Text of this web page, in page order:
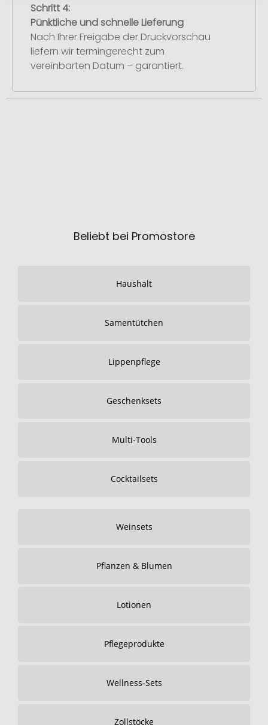
Schritt 4:
Pünktliche und schnelle Lieferung
Nach Ihrer Freigabe der Druckvorschau
liefern wir termingerecht zum
vereinbarten Datum – garantiert.
Beliebt bei Promostore
Haushalt
Samentütchen
Lippenpflege
Geschenksets
Multi-Tools
Cocktailsets
Weinsets
Pflanzen & Blumen
Lotionen
Pflegeprodukte
Wellness-Sets
Zollstöcke